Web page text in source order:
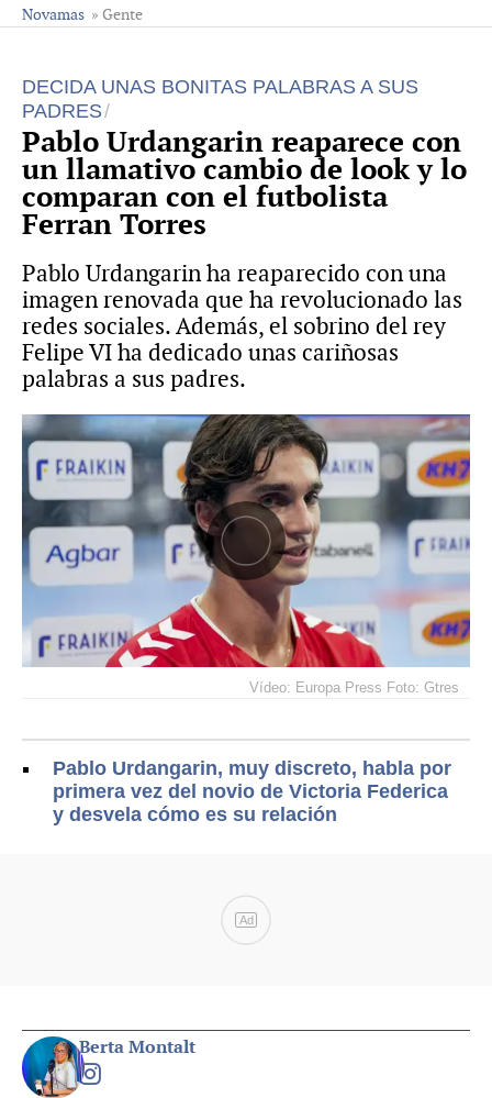
Novamas » Gente